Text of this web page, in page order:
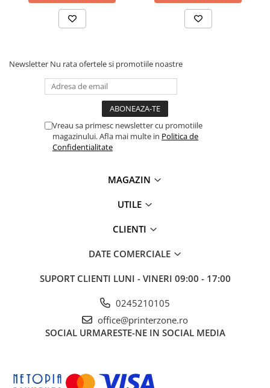
Placi captura
Adaptoare PCI / PCIe
Mouse
Tastaturi
Kit mouse si tastatura
Web-cam-uri si sisteme
videoconferinta
Alte periferice
Sisteme Mesh WiFi
Rack-uri & accesorii rack
Newsletter Nu rata ofertele si promotiile noastre
Vreau sa primesc newsletter cu promotiile
magazinului. Afla mai multe in Politica de
Confidentialitate
MAGAZIN
UTILE
CLIENTI
DATE COMERCIALE
SUPORT CLIENTI LUNI - VINERI 09:00 - 17:00
0245210105
office@printerzone.ro
SOCIAL URMARESTE-NE IN SOCIAL MEDIA